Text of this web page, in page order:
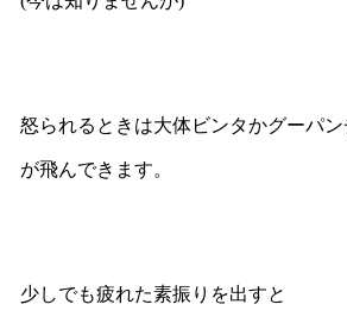
怒られるときは大体ビンタかグーパン
が飛んできます。
少しでも疲れた素振りを出すと